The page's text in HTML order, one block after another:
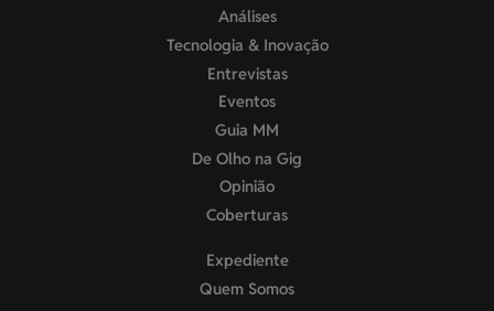
Análises
Tecnologia & Inovação
Entrevistas
Eventos
Guia MM
De Olho na Gig
Opinião
Coberturas
Expediente
Quem Somos